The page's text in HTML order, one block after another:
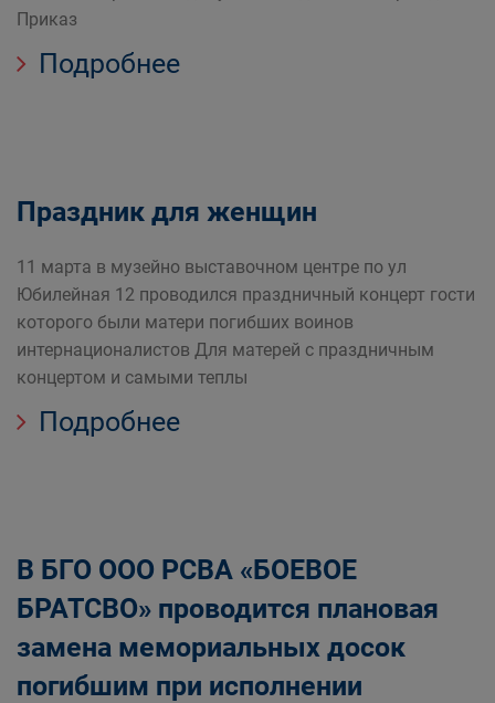
Приказ
Подробнее
Праздник для женщин
11 марта в музейно выставочном центре по ул
Юбилейная 12 проводился праздничный концерт гости
которого были матери погибших воинов
интернационалистов Для матерей с праздничным
концертом и самыми теплы
Подробнее
В БГО ООО РСВА «БОЕВОЕ
БРАТСВО» проводится плановая
замена мемориальных досок
погибшим при исполнении